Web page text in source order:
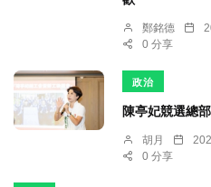
鄭銘德
0 分享
政治
陳亭妃競選總
胡月
0 分享